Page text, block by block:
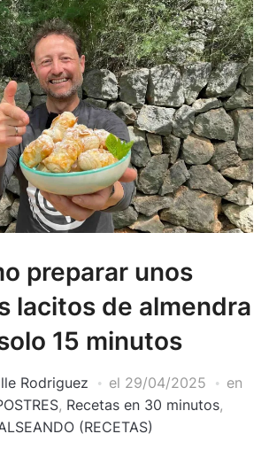
preparar unos
lacitos de almendra
15 minutos
Rodriguez el 29/04/2025
en
, Recetas en 30 minutos,
(RECETAS)